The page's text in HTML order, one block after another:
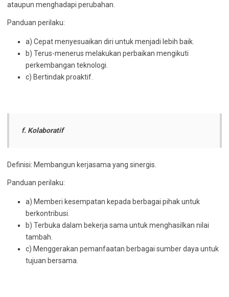
ataupun menghadapi perubahan.
Panduan perilaku:
a) Cepat menyesuaikan diri untuk menjadi lebih baik.
b) Terus-menerus melakukan perbaikan mengikuti
perkembangan teknologi.
c) Bertindak proaktif.
f. Kolaboratif
Definisi: Membangun kerjasama yang sinergis.
Panduan perilaku:
a) Memberi kesempatan kepada berbagai pihak untuk
berkontribusi.
b) Terbuka dalam bekerja sama untuk menghasilkan nilai
tambah.
c) Menggerakan pemanfaatan berbagai sumber daya untuk
tujuan bersama.